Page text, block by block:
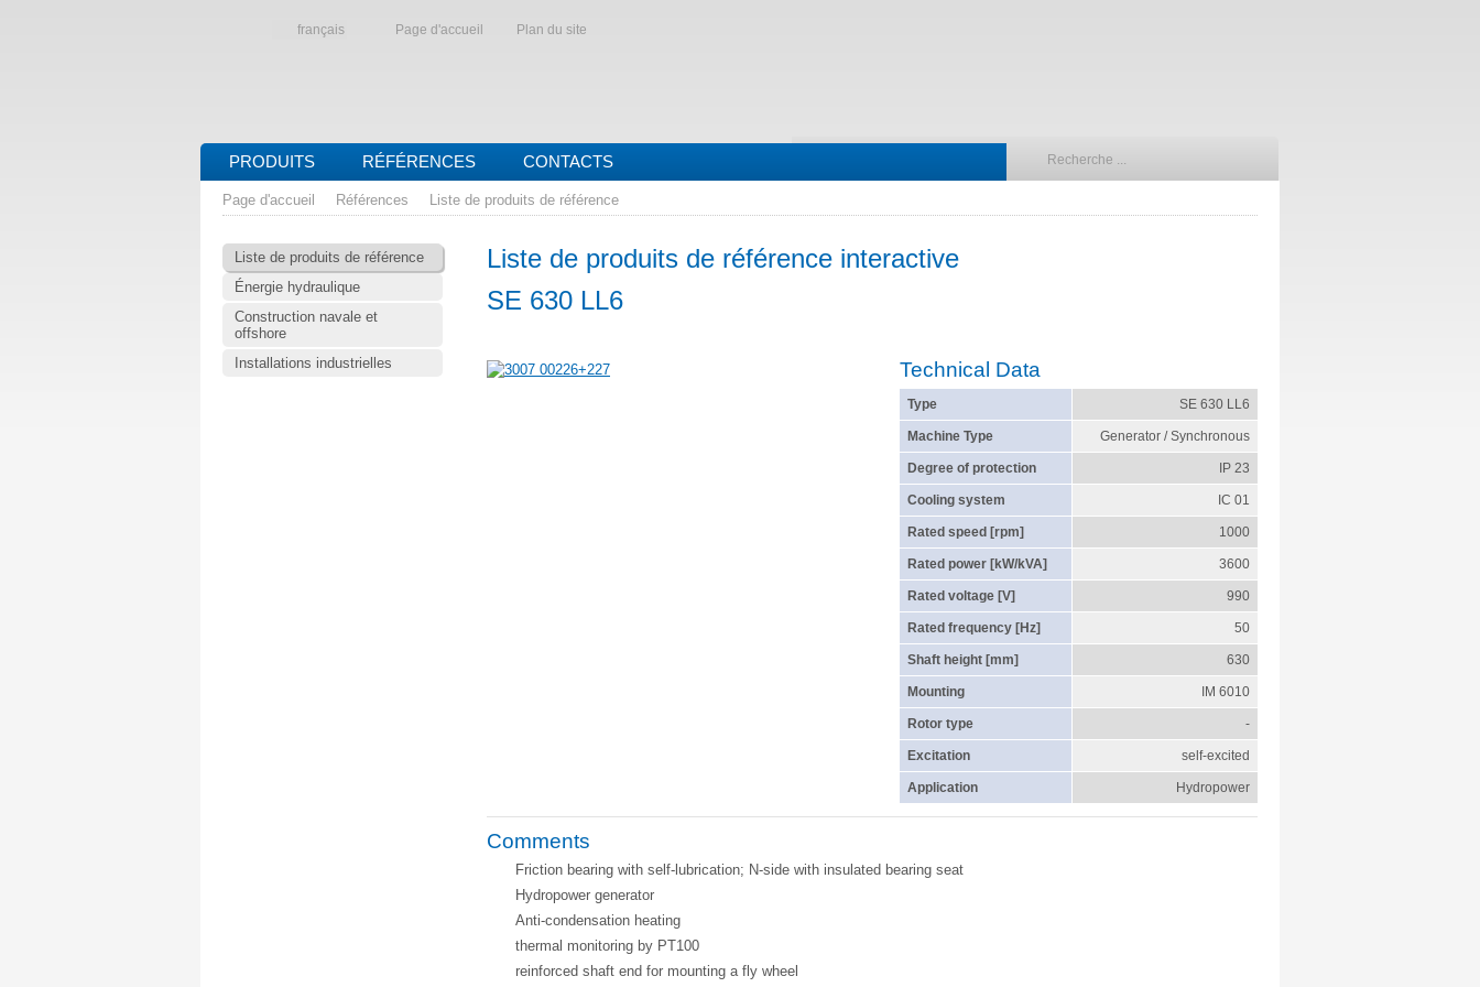
français Page d'accueil Plan du site
PRODUITS RÉFÉRENCES CONTACTS
Page d'accueil Références Liste de produits de référence
Liste de produits de référence
Énergie hydraulique
Construction navale et
offshore
Installations industrielles
Liste de produits de référence interactive
SE 630 LL6
Technical Data
Type SE 630 LL6
Machine Type Generator / Synchronous
Degree of protection IP 23
Cooling system IC 01
Rated speed [rpm] 1000
Rated power [kW/kVA] 3600
Rated voltage [V] 990
Rated frequency [Hz] 50
Shaft height [mm] 630
Mounting IM 6010
Rotor type -
Excitation self-excited
Application Hydropower
Comments
Friction bearing with self-lubrication; N-side with insulated bearing seat
Hydropower generator
Anti-condensation heating
thermal monitoring by PT100
reinforced shaft end for mounting a fly wheel